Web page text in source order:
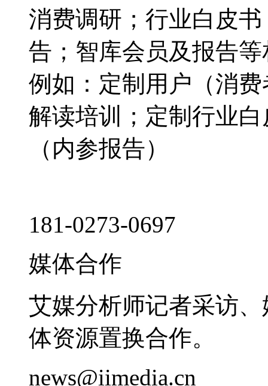
消费调研；行业白皮
告；智库会员及报告
例如：定制用户（消
解读培训；定制行业
（内参报告）
181-0273-0697
媒体合作
艾媒分析师记者采访
体资源置换合作。
news@iimedia.cn